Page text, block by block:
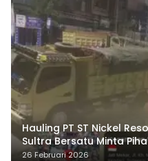
Hauling PT ST Nickel
Sultra Bersatu Minta
26 Februari 2026